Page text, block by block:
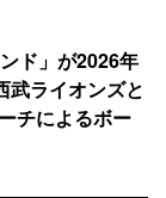
ド」が2026年
武ライオンズと
チによるボー